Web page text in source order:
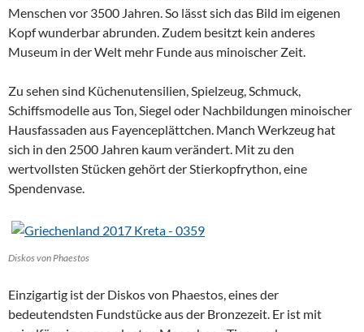
Menschen vor 3500 Jahren. So lässt sich das Bild im eigenen
Kopf wunderbar abrunden. Zudem besitzt kein anderes
Museum in der Welt mehr Funde aus minoischer Zeit.
Zu sehen sind Küchenutensilien, Spielzeug, Schmuck,
Schiffsmodelle aus Ton, Siegel oder Nachbildungen minoischer
Hausfassaden aus Fayenceplättchen. Manch Werkzeug hat
sich in den 2500 Jahren kaum verändert. Mit zu den
wertvollsten Stücken gehört der Stierkopfrython, eine
Spendenvase.
Diskos von Phaestos
Einzigartig ist der Diskos von Phaestos, eines der
bedeutendsten Fundstücke aus der Bronzezeit. Er ist mit